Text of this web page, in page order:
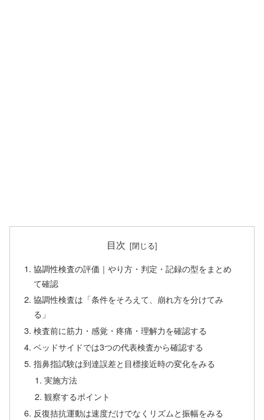
目次
協調性検査の評価｜やり方・判定・記録の型をまとめ
て確認
協調性検査は「条件をそろえて、崩れ方を分けてみ
る」
検査前に筋力・感覚・疼痛・理解力を確認する
ベッドサイドでは3つの代表検査から確認する
指鼻指試験は到達誤差と目標接近時の変化をみる
実施方法
観察するポイント
反復拮抗運動は速度だけでなくリズムと振幅をみる